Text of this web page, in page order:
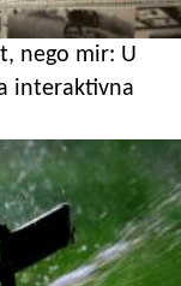
nego mir: U
interaktivna